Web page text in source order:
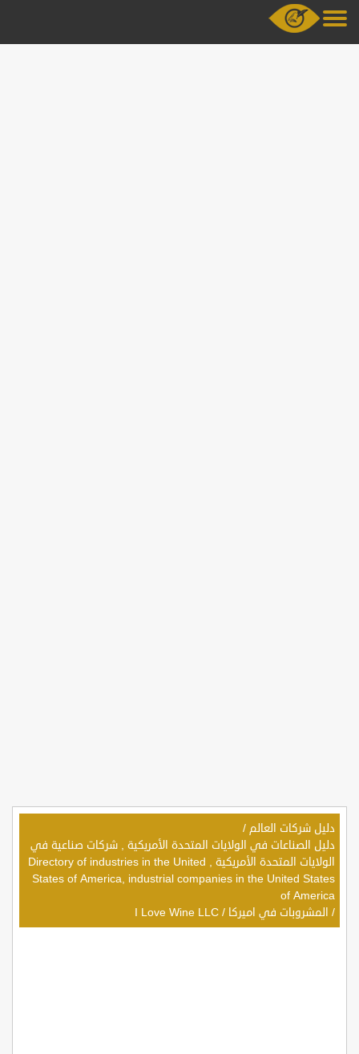
دليل شركات العالم /
دليل الصناعات في الولايات المتحدة الأمريكية , شركات صناعية في
الولايات المتحدة الأمريكية , Directory of industries in the United
States of America, industrial companies in the United States
of America
/ المشروبات في اميركا /
I Love Wine LLC